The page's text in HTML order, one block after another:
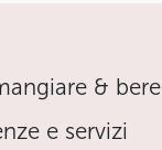
& bere
e servizi